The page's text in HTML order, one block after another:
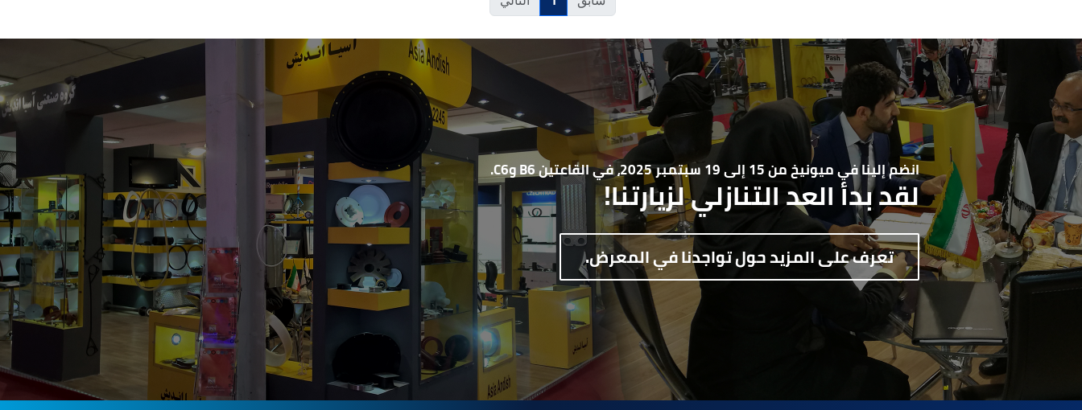
انضم إلينا في ميونيخ من 15 إلى 19 سبتمبر 2025، في القاعتين B6 وC6.
لقد بدأ العد التنازلي لزيارتنا!
تعرف على المزيد حول تواجدنا في المعرض.